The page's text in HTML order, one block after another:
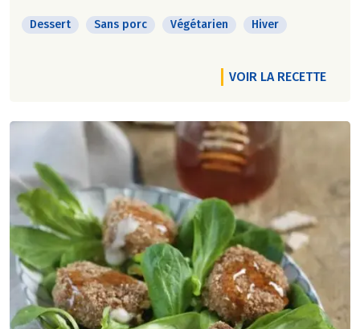
Dessert Sans porc Végétarien Hiver
VOIR LA RECETTE